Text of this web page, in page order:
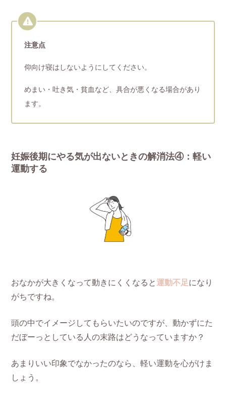
注意点
仰向け寝はしないようにしてください。
めまい・吐き気・貧血など、具合が悪くなる場合があり
ます。
妊娠後期にやる気が出ないときの解消法④：軽い
運動する
おなかが大きくなって動きにくくなると運動不足になり
がちですね。
頭の中でイメージしてもらいたいのですが、動かずにた
だぼーっとしている人の末路はどうなっていますか？
あまりいい印象でなかったのなら、軽い運動を心がけま
しょう。